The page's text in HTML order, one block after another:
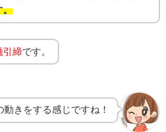
。
引締です。
きをする感じですね！